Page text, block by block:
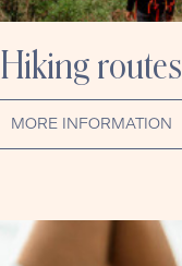
Hiking routes
MORE INFORMATION